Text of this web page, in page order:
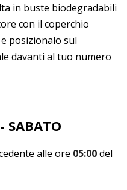
in buste biodegradabili
con il coperchio
posizionalo sul
davanti al tuo numero
SABATO
alle ore 05:00del